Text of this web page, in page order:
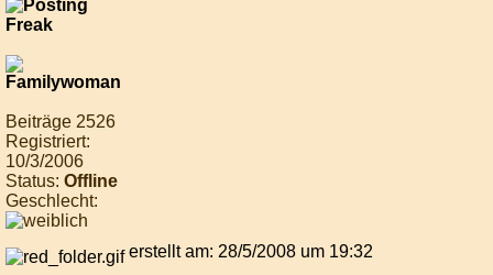
Beiträge 2526
Registriert:
10/3/2006
Status: Offline
Geschlecht:
erstellt am: 28/5/2008 um 19:32